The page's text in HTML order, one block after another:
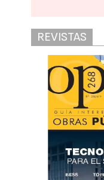
REVISTAS